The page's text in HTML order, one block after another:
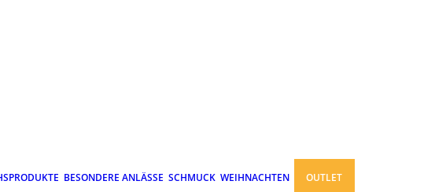
BESONDERE ANLÄSSE SCHMUCK WEIHNACHTEN OUTLET